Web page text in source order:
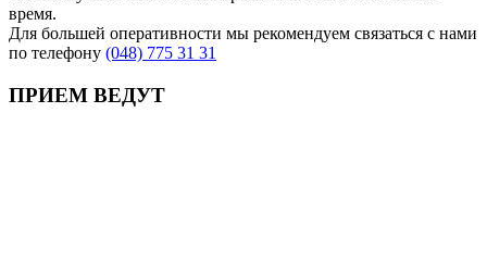
время.
Для большей оперативности мы рекомендуем связаться с нами
по телефону (048) 775 31 31
ПРИЕМ ВЕДУТ